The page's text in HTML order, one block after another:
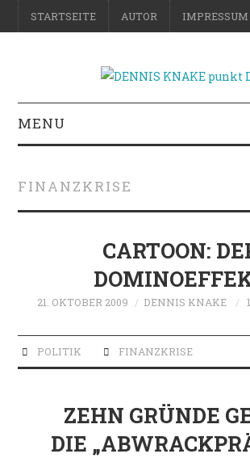
STARTSEITE AUTOR IMPRESSUM
MENU
SCIENCE & FICTION
FOTOGRAFIE
POLITIK
FINANZKRISE
CARTOON:
21. OKTOBER 2009 DENNIS KNAKE
POLITIK FINANZKRISE
ZEHN GRÜNDE
DIE